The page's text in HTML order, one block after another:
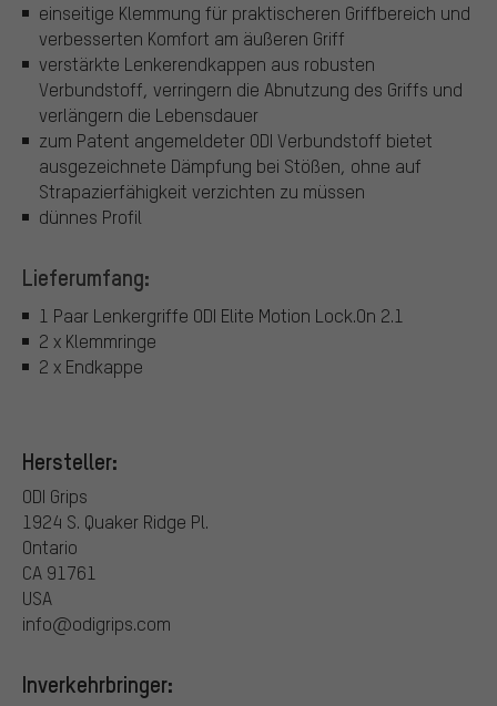
einseitige Klemmung für praktischeren Griffbereich und
verbesserten Komfort am äußeren Griff
verstärkte Lenkerendkappen aus robusten
Verbundstoff, verringern die Abnutzung des Griffs und
verlängern die Lebensdauer
zum Patent angemeldeter ODI Verbundstoff bietet
ausgezeichnete Dämpfung bei Stößen, ohne auf
Strapazierfähigkeit verzichten zu müssen
dünnes Profil
Lieferumfang:
1 Paar Lenkergriffe ODI Elite Motion Lock.On 2.1
2 x Klemmringe
2 x Endkappe
Hersteller:
ODI Grips
1924 S. Quaker Ridge Pl.
Ontario
CA 91761
USA
info@odigrips.com
Inverkehrbringer: